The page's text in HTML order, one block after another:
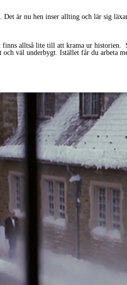
Det är nu hen inser allting och lär sig
finns alltså lite till att krama ur
väl underbygt. Istället får du arbeta